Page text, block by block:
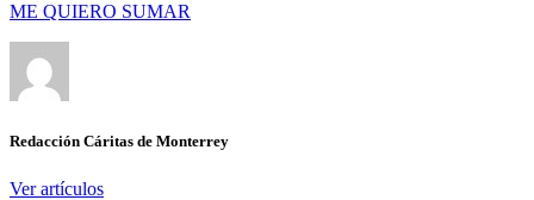
ME QUIERO SUMAR
Redacción Cáritas de Monterrey
Ver artículos